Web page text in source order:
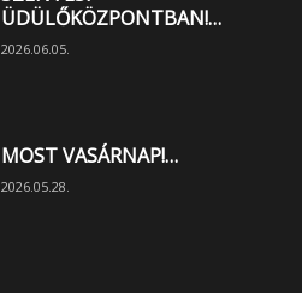
ÜDÜLŐKÖZPONTBAN!…
2026.06.05.
MOST VASÁRNAP!…
2026.05.28.